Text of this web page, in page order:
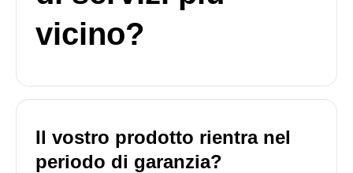
vicino?
Il vostro prodotto rientra nel
periodo di garanzia?